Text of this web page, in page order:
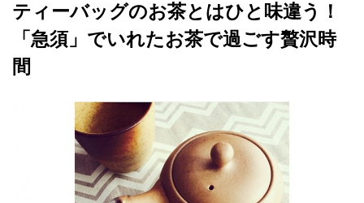
ティーバッグのお茶とはひと味違う！
「急須」でいれたお茶で過ごす贅沢時
間